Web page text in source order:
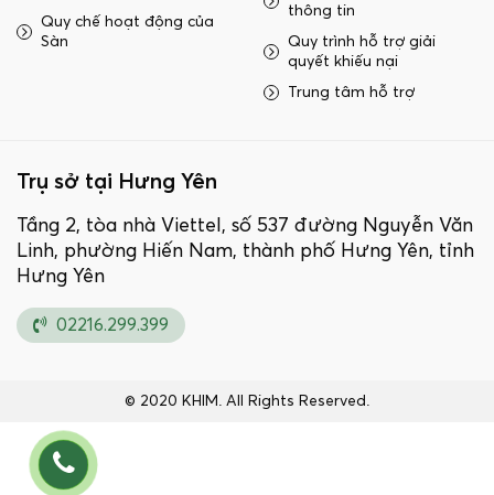
Quy chế hoạt động của
Sàn
thông tin
Quy trình hỗ trợ giải
quyết khiếu nại
Trung tâm hỗ trợ
Trụ sở tại Hưng Yên
Tầng 2, tòa nhà Viettel, số 537 đường Nguyễn Văn
Linh, phường Hiến Nam, thành phố Hưng Yên, tỉnh
Hưng Yên
02216.299.399
© 2020 KHIM. All Rights Reserved.